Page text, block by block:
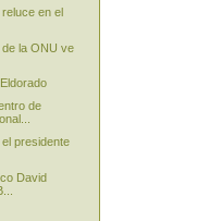
en el
de la ONU ve
de
presidente
David